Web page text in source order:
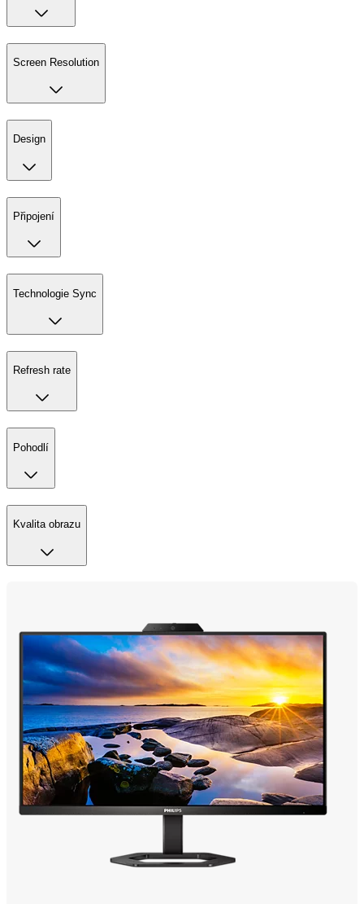
Screen Resolution
Design
Připojení
Technologie Sync
Refresh rate
Pohodlí
Kvalita obrazu